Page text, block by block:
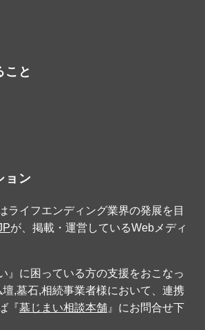
こと
ョン
ライフエンディング業界の発展を目
が、掲載・運営しているWebメディ
』に困っている方の支援をおこなっ
,墓石,相続事業者様において、連携
『墓じまい相談本舗』にお問合せ下